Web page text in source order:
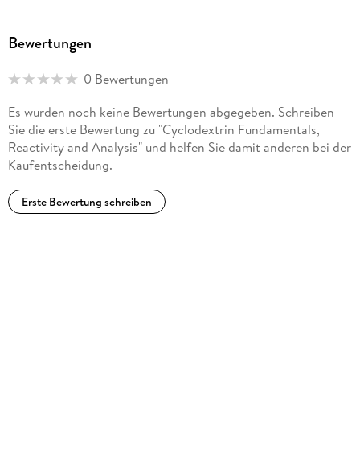
Bewertungen
0 Bewertungen
Es wurden noch keine Bewertungen abgegeben. Schreiben
Sie die erste Bewertung zu "Cyclodextrin Fundamentals,
Reactivity and Analysis" und helfen Sie damit anderen bei der
Kaufentscheidung.
Erste Bewertung schreiben